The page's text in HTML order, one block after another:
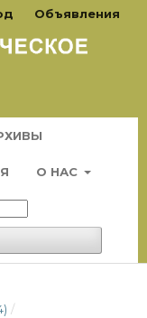
О НАС
Объявления
/